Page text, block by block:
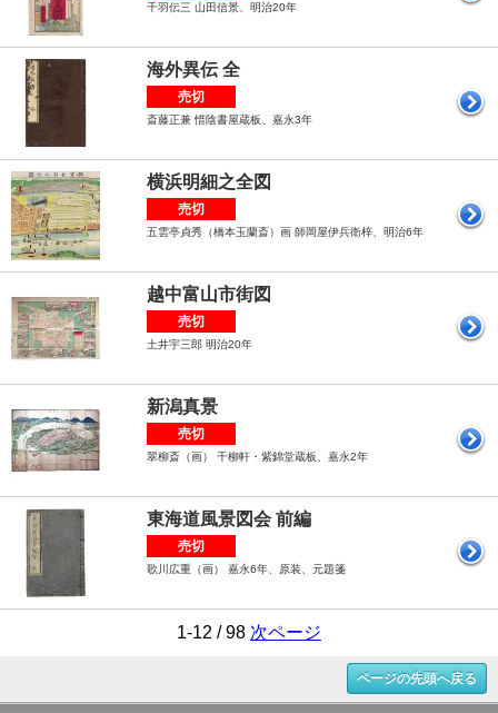
千羽伝三 山田信景、明治20年
海外異伝 全
売切
斎藤正兼 惜陰書屋蔵板、嘉永3年
横浜明細之全図
売切
五雲亭貞秀（橋本玉蘭斎）画 師岡屋伊兵衛梓、明治6年
越中富山市街図
売切
土井宇三郎 明治20年
新潟真景
売切
翠柳斎（画） 千柳軒・紫錦堂蔵板、嘉永2年
東海道風景図会 前編
売切
歌川広重（画） 嘉永6年、原装、元題箋
1-12 / 98 次ページ
ページの先頭へ戻る